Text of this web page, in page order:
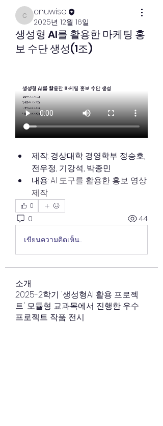
cnuwise
cnuwise
2025년 12월 16일
생성형 AI를 활용한 마케팅 홍
보 수단 생성(1조)
제작: 경상대학 경영학부 정승호,
전우정, 기강석, 박종민
내용: AI 도구를 활용한 홍보 영상
제작
0
0 44
เขียนความคิดเห็น…
소개
2025-2학기 '생성형AI 활용 프로젝
트' 모듈형 교과목에서 진행한 우수
프로젝트 작품 전시